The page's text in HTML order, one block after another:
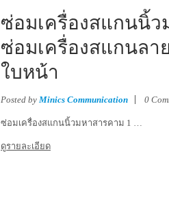
ซ่อมเครื่องสแกนนิ้ว
ซ่อมเครื่องสแกนล
ใบหน้า
Posted by Minics Communication 0
ซ่อมเครื่องสแกนนิ้วมหาสารคาม 1 …
ดูรายละเอียด